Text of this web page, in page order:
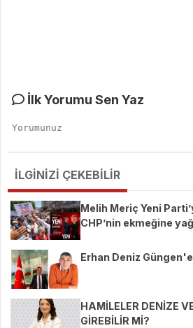
İlk Yorumu Sen Yaz
İLGİNİZİ ÇEKEBİLİR
Melih Meriç Yeni
CHP’nin ekmeğine
Erhan Deniz
HAMİLELER DENİZE
GİREBİLİR Mİ?